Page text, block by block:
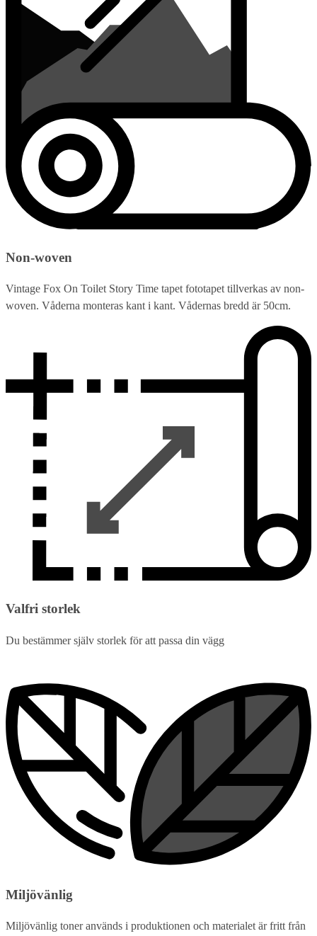
Non-woven
Vintage Fox On Toilet Story Time tapet fototapet tillverkas av non-
woven. Våderna monteras kant i kant. Vådernas bredd är 50cm.
Valfri storlek
Du bestämmer själv storlek för att passa din vägg
Miljövänlig
Miljövänlig toner används i produktionen och materialet är fritt från